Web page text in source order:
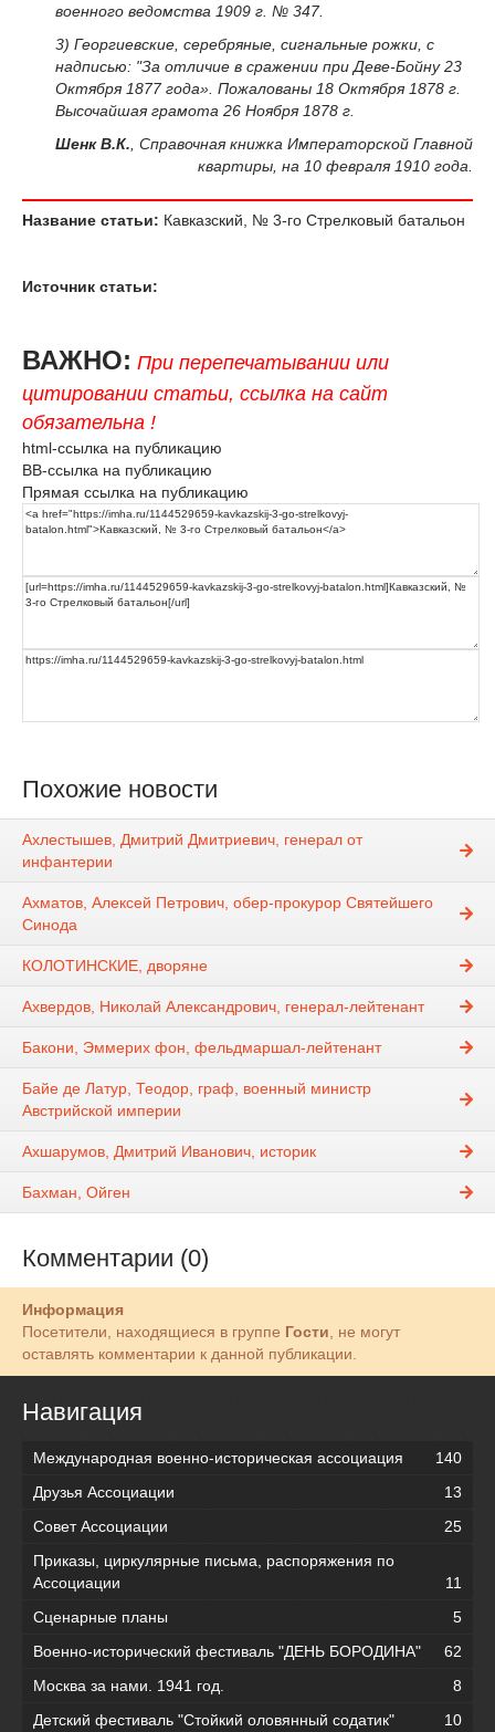
военного ведомства 1909 г. № 347.
3) Георгиевские, серебряные, сигнальные рожки, с
надписью: "За отличие в сражении при Деве-Бойну 23
Октября 1877 года». Пожалованы 18 Октября 1878 г.
Высочайшая грамота 26 Ноября 1878 г.
Шенк В.К. , Справочная книжка Императорской Главной
квартиры, на 10 февраля 1910 года.
Название статьи: Кавказский, № 3-го Стрелковый батальон
Источник статьи:
ВАЖНО: При перепечатывании или
цитировании статьи, ссылка на сайт
обязательна !
html-ссылка на публикацию
BB-ссылка на публикацию
Прямая ссылка на публикацию
Похожие новости
Ахлестышев, Дмитрий Дмитриевич, генерал от
инфантерии
Ахматов, Алексей Петрович, обер-прокурор Святейшего
Синода
КОЛОТИНСКИЕ, дворяне
Ахвердов, Николай Александрович, генерал-лейтенант
Бакони, Эммерих фон, фельдмаршал-лейтенант
Байе де Латур, Теодор, граф, военный министр
Австрийской империи
Ахшарумов, Дмитрий Иванович, историк
Бахман, Ойген
Комментарии (0)
Информация
Посетители, находящиеся в группе Гости , не могут
оставлять комментарии к данной публикации.
Навигация
Международная военно-историческая ассоциация
140
Друзья Ассоциации
13
Совет Ассоциации
25
Приказы, циркулярные письма, распоряжения по
Ассоциации
11
Сценарные планы
5
Военно-исторический фестиваль "ДЕНЬ БОРОДИНА"
62
Москва за нами. 1941 год.
8
Детский фестиваль "Стойкий оловянный содатик"
10